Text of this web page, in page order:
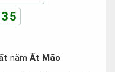
năm Ất Mão